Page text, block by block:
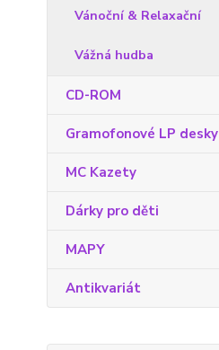
Vánoční & Relaxační
Vážná hudba
CD-ROM
Gramofonové LP desky
MC Kazety
Dárky pro děti
MAPY
Antikvariát